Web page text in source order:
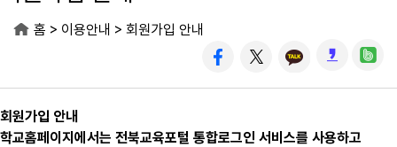
홈 > 이용안내 > 회원가입 안내
회원가입 안내
학교홈페이지에서는 전북교육포털 통합로그인 서비스를 사용하고